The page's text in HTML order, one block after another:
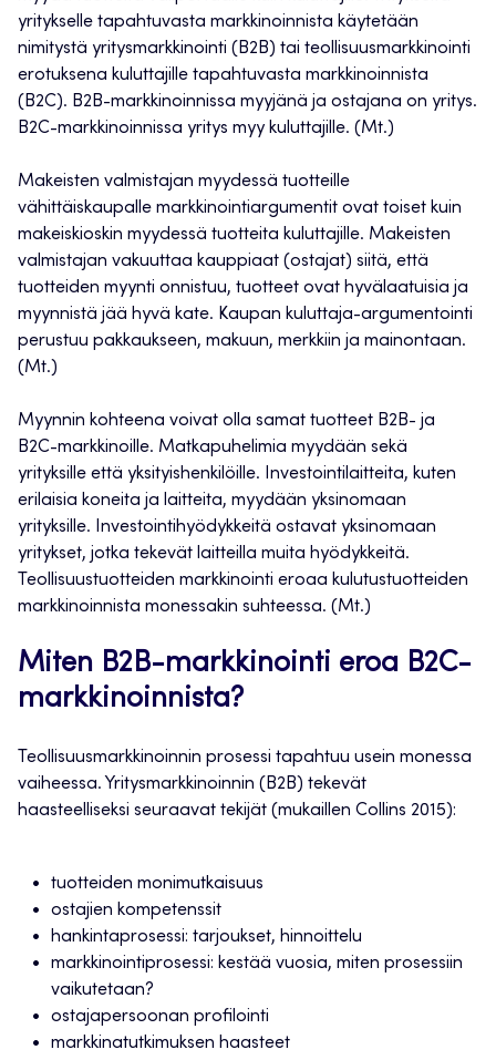
yritykselle tapahtuvasta markkinoinnista käytetään
nimitystä yritysmarkkinointi (B2B) tai teollisuusmarkkinointi
erotuksena kuluttajille tapahtuvasta markkinoinnista
(B2C). B2B-markkinoinnissa myyjänä ja ostajana on yritys.
B2C-markkinoinnissa yritys myy kuluttajille. (Mt.)
Makeisten valmistajan myydessä tuotteille
vähittäiskaupalle markkinointiargumentit ovat toiset kuin
makeiskioskin myydessä tuotteita kuluttajille. Makeisten
valmistajan vakuuttaa kauppiaat (ostajat) siitä, että
tuotteiden myynti onnistuu, tuotteet ovat hyvälaatuisia ja
myynnistä jää hyvä kate. Kaupan kuluttaja-argumentointi
perustuu pakkaukseen, makuun, merkkiin ja mainontaan.
(Mt.)
Myynnin kohteena voivat olla samat tuotteet B2B- ja
B2C-markkinoille. Matkapuhelimia myydään sekä
yrityksille että yksityishenkilöille. Investointilaitteita, kuten
erilaisia koneita ja laitteita, myydään yksinomaan
yrityksille. Investointihyödykkeitä ostavat yksinomaan
yritykset, jotka tekevät laitteilla muita hyödykkeitä.
Teollisuustuotteiden markkinointi eroaa kulutustuotteiden
markkinoinnista monessakin suhteessa. (Mt.)
Miten B2B-markkinointi eroa B2C-
markkinoinnista?
Teollisuusmarkkinoinnin prosessi tapahtuu usein monessa
vaiheessa. Yritysmarkkinoinnin (B2B) tekevät
haasteelliseksi seuraavat tekijät (mukaillen Collins 2015):
tuotteiden monimutkaisuus
ostajien kompetenssit
hankintaprosessi: tarjoukset, hinnoittelu
markkinointiprosessi: kestää vuosia, miten prosessiin
vaikutetaan?
ostajapersoonan profilointi
markkinatutkimuksen haasteet